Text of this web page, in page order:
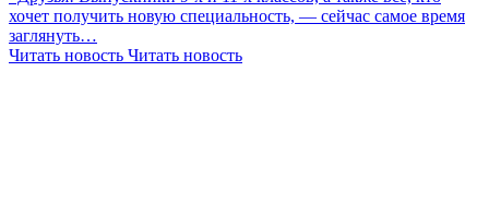
хочет получить новую специальность, — сейчас самое время
заглянуть…
Читать новость Читать новость